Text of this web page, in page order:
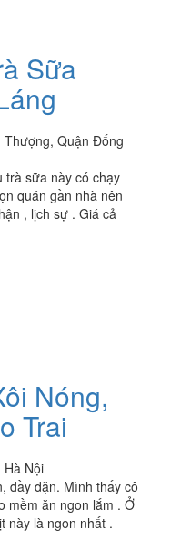
Sữa
Thượng, Quận Đống
trà sữa này có chạy
quán gần nhà nên
, lịch sự . Giá cả
Nóng,
Trai
Nội
đầy đặn. Mình thấy cô
mềm ăn ngon lắm . Ở
này là ngon nhất .